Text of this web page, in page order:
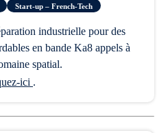
Start-up – French-Tech
en bande Ka8 appels à
spatial.
ici .